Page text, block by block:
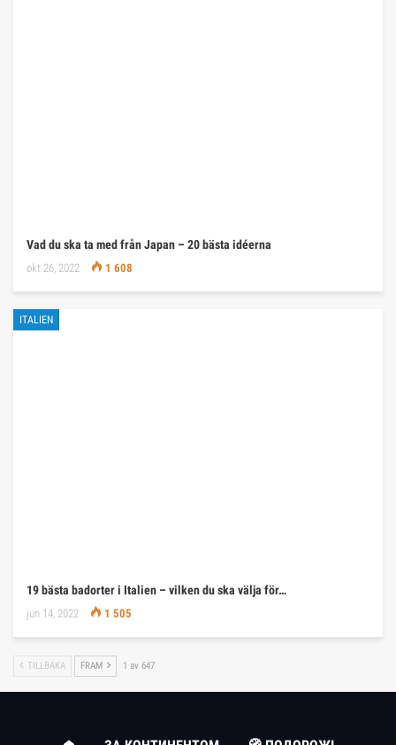
Vad du ska ta med från Japan – 20 bästa idéerna
okt 26, 2022 1 608
ITALIEN
19 bästa badorter i Italien – vilken du ska välja för…
jun 14, 2022 1 505
TILLBAKA FRAM 1 av 647